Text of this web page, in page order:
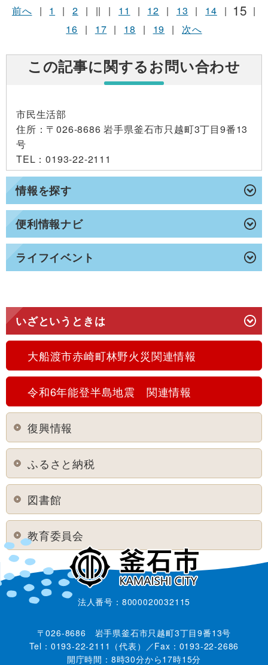
情報を探す
便利情報ナビ
ライフイベント
前へ | 1 | 2 | || | 11 | 12 | 13 | 14 | 15 |
16
| 17 | 18 | 19 | 次へ
この記事に関するお問い合わせ
市民生活部
住所 ：〒026-8686 岩手県釜石市只越町3丁目9番13
号
TEL ：0193-22-2111
いざというときは
大船渡市赤崎町林野火災関連情報
令和6年能登半島地震 関連情報
復興情報
ふるさと納税
図書館
教育委員会
法人番号：8000020032115
〒026-8686 岩手県釜石市只越町3丁目9番13号
Tel：0193-22-2111（代表）／Fax：0193-22-2686
開庁時間：8時30分から17時15分